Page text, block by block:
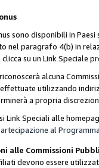
sono disponibili in
nel paragrafo 4(b) in
clicca su un Link Speciale
alcuna
utilizzando
a propria
Link Speciali alle
al
alle Commissioni
devono essere